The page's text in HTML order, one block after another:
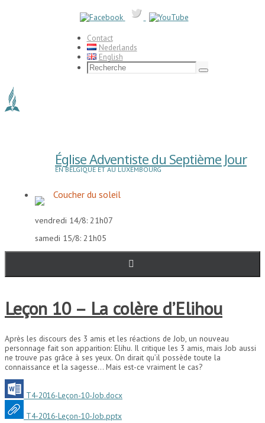
Contact
Nederlands
English
Search
for:
Recherche
Église Adventiste du Septième Jour
EN BELGIQUE ET AU LUXEMBOURG
Coucher du soleil
vendredi 14/8: 21h07
samedi 15/8: 21h05
Leçon 10 – La colère d’Elihou
Après les discours des 3 amis et les réactions de Job, un nouveau
personnage fait son apparition: Elihu. Il critique les 3 amis, mais Job aussi
ne trouve pas grâce à ses yeux. On dirait qu’il possède toute la
connaissance et la sagesse… Mais est-ce vraiment le cas?
T4-2016-Leçon-10-Job.docx
T4-2016-Leçon-10-Job.pptx